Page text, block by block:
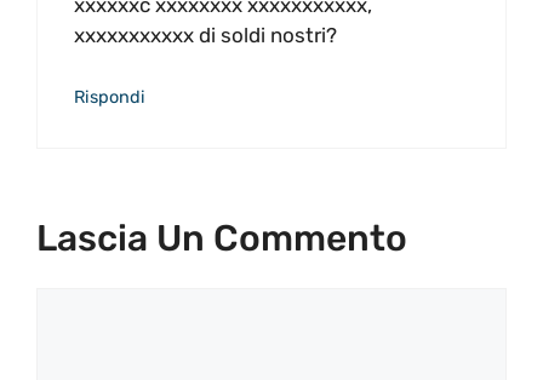
xxxxxxxxxxx di soldi nostri?
Rispondi
Lascia Un Commento